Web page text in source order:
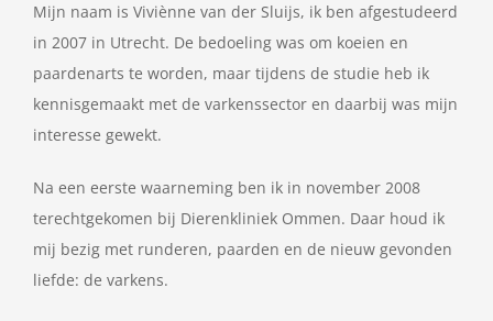
Mijn naam is Viviènne van der Sluijs, ik ben afgestudeerd
in 2007 in Utrecht. De bedoeling was om koeien en
paardenarts te worden, maar tijdens de studie heb ik
kennisgemaakt met de varkenssector en daarbij was mijn
interesse gewekt.
Na een eerste waarneming ben ik in november 2008
terechtgekomen bij Dierenkliniek Ommen. Daar houd ik
mij bezig met runderen, paarden en de nieuw gevonden
liefde: de varkens.